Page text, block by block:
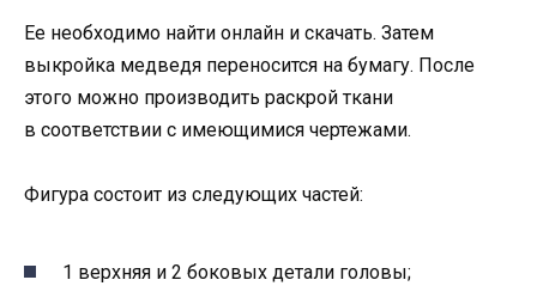
Ее необходимо найти онлайн и скачать. Затем
выкройка медведя переносится на бумагу. После
этого можно производить раскрой ткани
в соответствии с имеющимися чертежами.
Фигура состоит из следующих частей:
1 верхняя и 2 боковых детали головы;